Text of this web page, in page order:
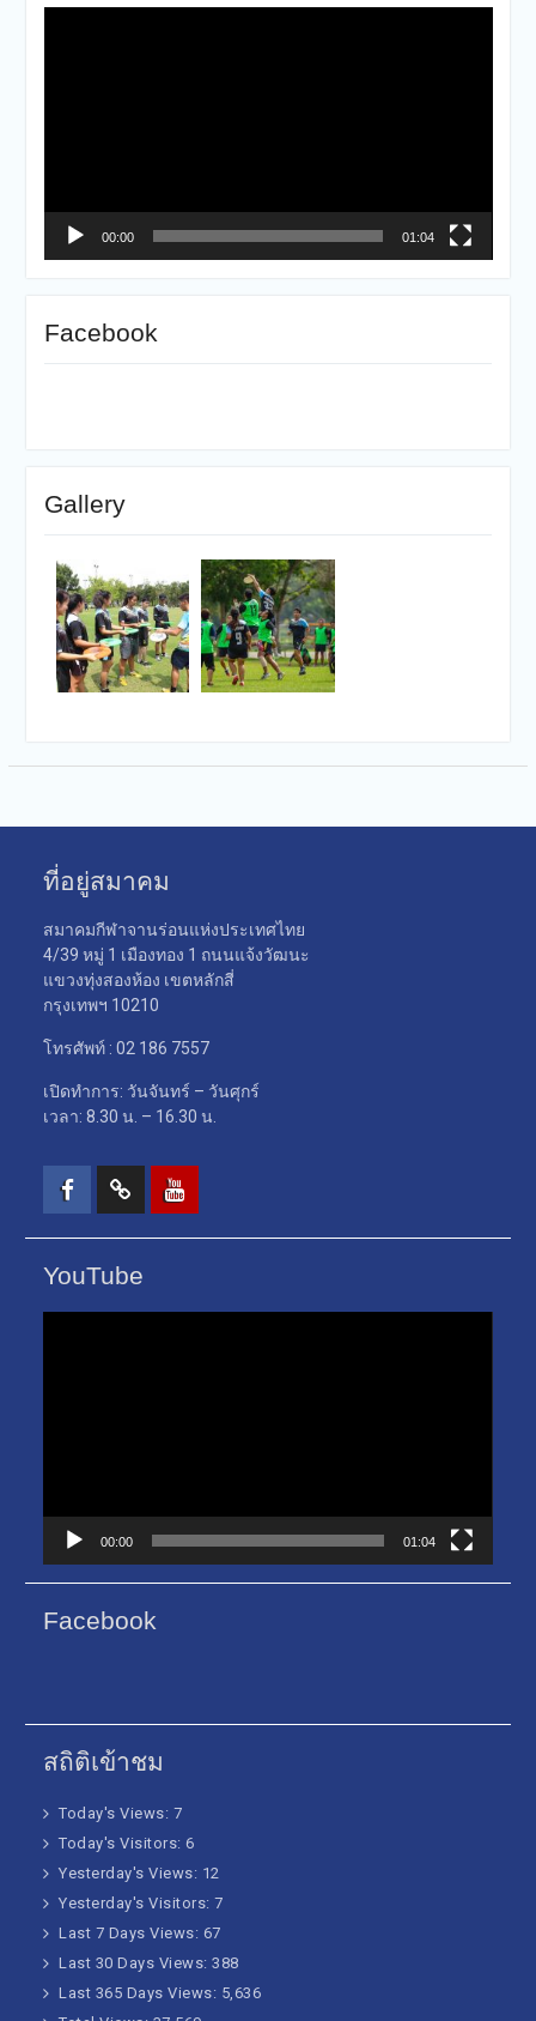
00:00 01:04
Facebook
Gallery
ที่อยู่สมาคม
สมาคมกีฬาจานร่อนแห่งประเทศไทย
4/39 หมู่ 1 เมืองทอง 1 ถนนแจ้งวัฒนะ
แขวงทุ่งสองห้อง เขตหลักสี่
กรุงเทพฯ 10210
โทรศัพท์ : 02 186 7557
เปิดทำการ: วันจันทร์ – วันศุกร์
เวลา: 8.30 น. – 16.30 น.
YouTube
00:00 01:04
Facebook
สถิติเข้าชม
Today's Views: 7
Today's Visitors:6
Yesterday's Views: 12
Yesterday's Visitors:7
Last 7 Days Views: 67
Last 30 Days Views:388
Last 365 Days Views: 5,636